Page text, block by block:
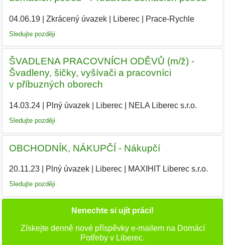
04.06.19| Zkrácený úvazek| Liberec| Prace-Rychle|
Sledujte později
ŠVADLENA PRACOVNÍCH ODĚVŮ (m/ž) -
Švadleny, šičky, vyšívači a pracovníci
v příbuzných oborech
14.03.24| Plný úvazek| Liberec| NELA Liberec s.r.o.
Sledujte později
OBCHODNÍK, NÁKUPČÍ - Nákupčí
20.11.23| Plný úvazek| Liberec| MAXIHIT Liberec s.r.o.
Sledujte později
Nenechte si ujít práci!
Získejte denně nové příspěvky e-mailem na Domácí
Potřeby v Liberec.